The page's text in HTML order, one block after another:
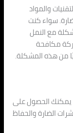
والمواد
سواء كنت
مع النمل
مكافحة
من هذه المشكلة.
يمكنك الحصول على
الضارة والحفاظ